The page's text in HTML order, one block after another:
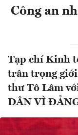
Công an
Tạp chí Kinh
trân trọng
thư Tô Lâm
DÂN VÌ